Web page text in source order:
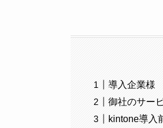
導入企業様
御社のサー
kintone導入